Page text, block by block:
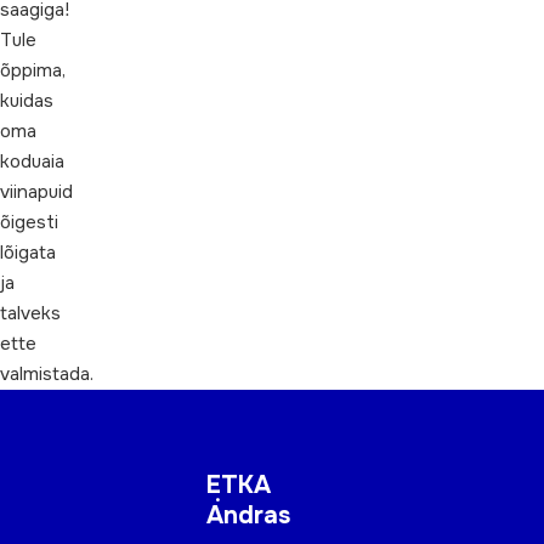
saagiga!
Tule
õppima,
kuidas
oma
koduaia
viinapuid
õigesti
lõigata
ja
talveks
ette
valmistada.
ETKA
Andras